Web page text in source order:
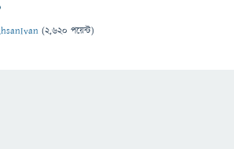
(2,620 পয়েন্ট)